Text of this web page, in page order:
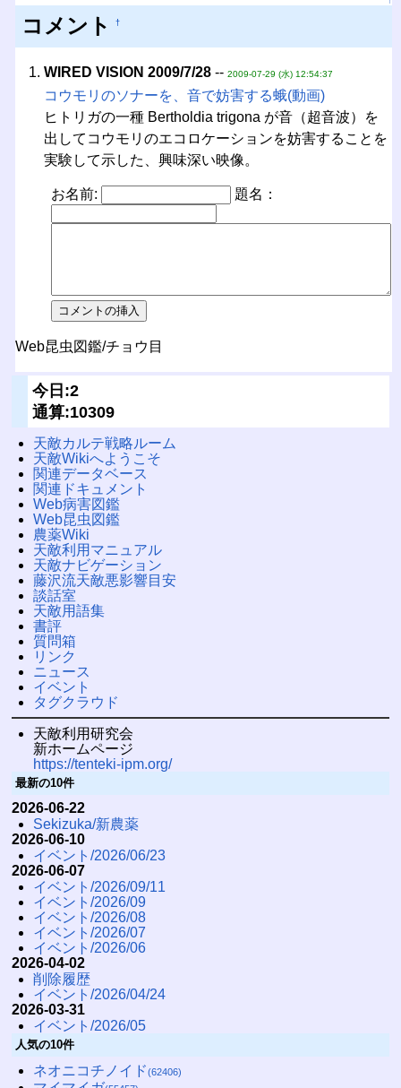
コメント †
WIRED VISION 2009/7/28-- 2009-07-29 (水) 12:54:37
コウモリのソナーを、音で妨害する蛾(動画)
ヒトリガの一種 Bertholdia trigona が音（超音波）を
出してコウモリのエコロケーションを妨害することを
実験して示した、興味深い映像。
お名前: 題名：
Web昆虫図鑑/チョウ目
今日:2
通算:10309
天敵カルテ戦略ルーム
天敵Wikiへようこそ
関連データベース
関連ドキュメント
Web病害図鑑
Web昆虫図鑑
農薬Wiki
天敵利用マニュアル
天敵ナビゲーション
藤沢流天敵悪影響目安
談話室
天敵用語集
書評
質問箱
リンク
ニュース
イベント
タグクラウド
天敵利用研究会
新ホームページ
https://tenteki-ipm.org/
最新の10件
2026-06-22
Sekizuka/新農薬
2026-06-10
イベント/2026/06/23
2026-06-07
イベント/2026/09/11
イベント/2026/09
イベント/2026/08
イベント/2026/07
イベント/2026/06
2026-04-02
削除履歴
イベント/2026/04/24
2026-03-31
イベント/2026/05
人気の10件
ネオニコチノイド(62406)